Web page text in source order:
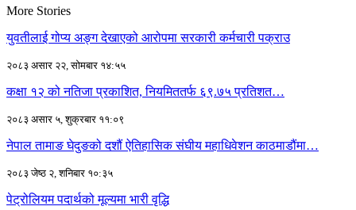
More Stories
युवतीलाई गोप्य अङ्ग देखाएको आरोपमा सरकारी कर्मचारी पक्राउ
२०८३ असार २२, सोमबार १४:५५
कक्षा १२ को नतिजा प्रकाशित, नियमिततर्फ ६९.७५ प्रतिशत…
२०८३ असार ५, शुक्रबार ११:०९
नेपाल तामाङ घेदुङको दशौं ऐतिहासिक संघीय महाधिवेशन काठमाडौंमा…
२०८३ जेष्ठ २, शनिबार १०:३५
पेट्रोलियम पदार्थको मूल्यमा भारी वृद्धि